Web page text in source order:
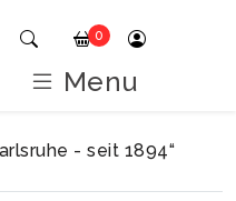
- seit 1894“
0
Menu